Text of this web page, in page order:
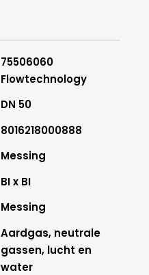
75506060
Flowtechnology
DN 50
8016218000888
Messing
BI x BI
Messing
Aardgas, neutrale
gassen, lucht en
water